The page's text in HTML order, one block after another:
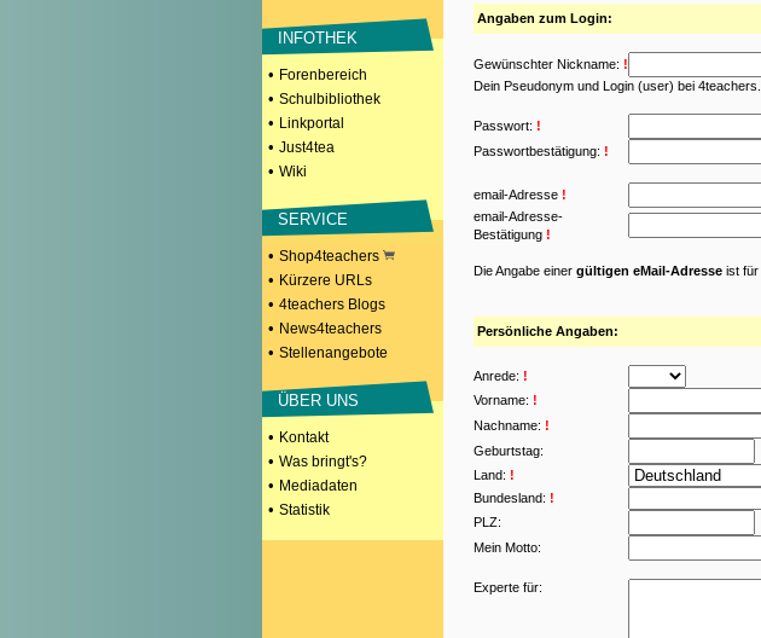
INFOTHEK
• Forenbereich
• Schulbibliothek
• Linkportal
• Just4tea
• Wiki
SERVICE
• Shop4teachers
• Kürzere URLs
• 4teachers Blogs
• News4teachers
• Stellenangebote
ÜBER UNS
• Kontakt
• Was bringt's?
• Mediadaten
• Statistik
Angaben zum Login:
Gewünschter Nickname: !
Dein Pseudonym und Login (user) bei
Passwort: !
Passwortbestätigung: !
email-Adresse !
email-Adresse-
Bestätigung !
Die Angabe einer gültigen eMail-Adresse ist für
Persönliche Angaben:
Anrede: !
Vorname: !
Nachname: !
Geburtstag:
Land: !
Bundesland: !
PLZ:
Mein Motto:
Experte für: